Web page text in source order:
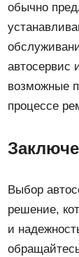
обычно
автосервис
возможные
процессе
Выбор
решение,
и